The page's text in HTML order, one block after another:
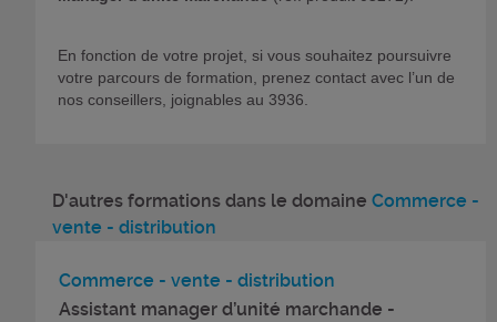
En fonction de votre projet, si vous souhaitez poursuivre
votre parcours de formation, prenez contact avec l’un de
nos conseillers, joignables au 3936.
D'autres formations dans le domaine Commerce -
vente - distribution
Commerce - vente - distribution
Assistant manager d’unité marchande -